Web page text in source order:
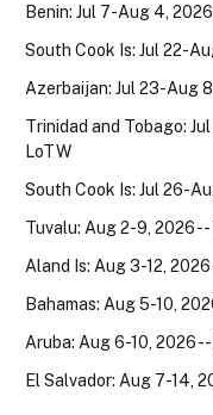
Benin: Jul 7-Aug 4,
South Cook Is: Jul 22-
Azerbaijan: Jul 23-Aug
Trinidad and Tobago:
LoTW
South Cook Is: Jul 26-
Tuvalu: Aug 2-9, 2026 --
Aland Is: Aug 3-12, 2026
Bahamas: Aug 5-10,
Aruba: Aug 6-10, 2026
El Salvador: Aug 7-14,